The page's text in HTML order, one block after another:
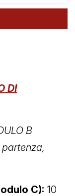
DI
B
partenza,
C): 10